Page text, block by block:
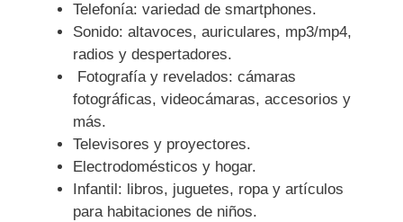
Telefonía: variedad de smartphones.
Sonido: altavoces, auriculares, mp3/mp4,
radios y despertadores.
Fotografía y revelados: cámaras
fotográficas, videocámaras, accesorios y
más.
Televisores y proyectores.
Electrodomésticos y hogar.
Infantil: libros, juguetes, ropa y artículos
para habitaciones de niños.